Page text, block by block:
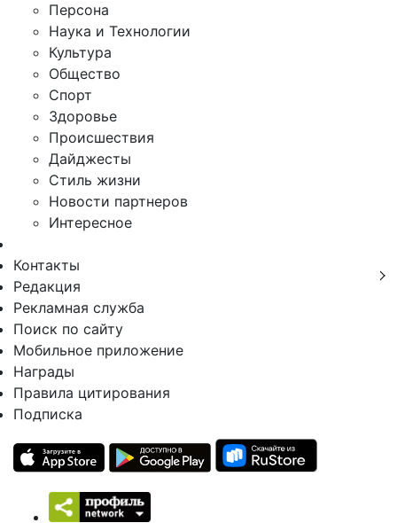
Персона
Наука и Технологии
Культура
Общество
Спорт
Здоровье
Происшествия
Дайджесты
Стиль жизни
Новости партнеров
Интересное
Контакты
Редакция
Рекламная служба
Поиск по сайту
Мобильное приложение
Награды
Правила цитирования
Подписка